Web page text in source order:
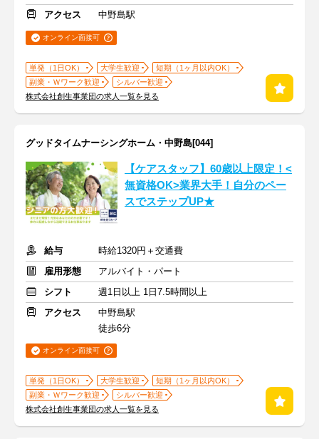
アクセス
中野島駅
オンライン面接可
単発（1日OK） 大学生歓迎
短期（1ヶ月以内OK）
副業・Ｗワーク歓迎
シルバー歓迎
株式会社創生事業団の求人一覧を見る
グッドタイムナーシングホーム・中野島[044]
【ケアスタッフ】60歳以上限定！<
無資格OK>業界大手！自分のペー
スでステップUP★
給与
時給1320円＋交通費
雇用形態
アルバイト・パート
シフト
週1日以上 1日7.5時間以上
アクセス
中野島駅
徒歩6分
オンライン面接可
単発（1日OK） 大学生歓迎
短期（1ヶ月以内OK）
副業・Ｗワーク歓迎
シルバー歓迎
株式会社創生事業団の求人一覧を見る